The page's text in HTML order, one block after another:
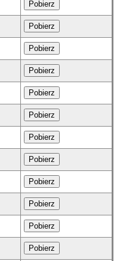
Pobierz
Pobierz
Pobierz
Pobierz
Pobierz
Pobierz
Pobierz
Pobierz
Pobierz
Pobierz
Pobierz
Pobierz